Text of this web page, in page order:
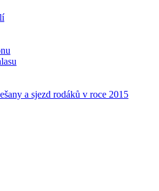
a sjezd rodáků v roce 2015